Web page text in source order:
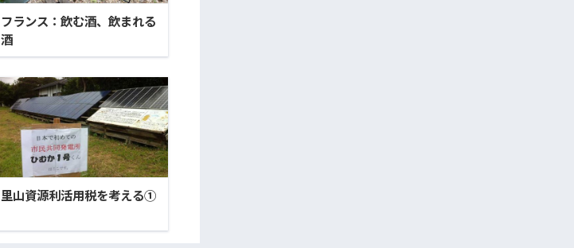
フランス：飲む酒、飲まれる
酒
里山資源利活用税を考える①